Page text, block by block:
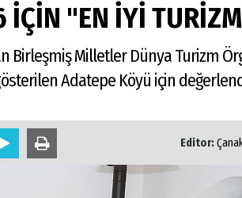
İÇİN "EN İYİ
Birleşmiş Milletler Dünya Turizm
Adatepe Köyü için
Editor: